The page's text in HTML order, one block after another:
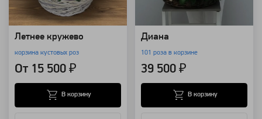
Летнее кружево
корзина кустовых роз
От 15 500 ₽
В корзину
Диана
101 роза в корзине
39 500 ₽
В корзину